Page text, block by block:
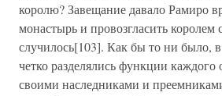
королю? Завещание давало Рамиро
монастырь и провозгласить королем
случилось[103]. Как бы то ни было, в
четко разделялись функции
своими наследниками и